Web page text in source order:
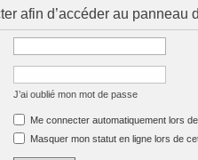
afin d’accéder au panneau
J’ai oublié mon mot de passe
Me connecter automatiquement lors
Masquer mon statut en ligne lors de